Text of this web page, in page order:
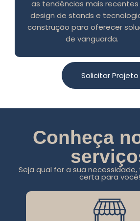
as tendências mais
design de stands e
construção para oferecer
de vanguarda.
Solicitar Projeto
Conheça
Seja qual for a sua
certa para você!